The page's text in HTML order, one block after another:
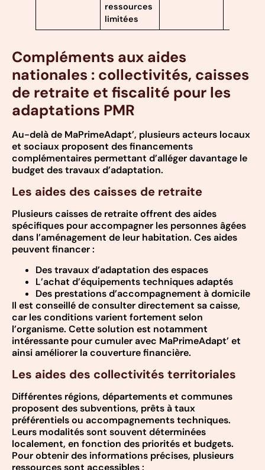
ressources
limitées
Compléments aux aides
nationales : collectivités, caisses
de retraite et fiscalité pour les
adaptations PMR
Au-delà de MaPrimeAdapt’, plusieurs acteurs locaux
et sociaux proposent des financements
complémentaires permettant d’alléger davantage le
budget des travaux d’adaptation.
Les aides des caisses de retraite
Plusieurs caisses de retraite offrent des aides
spécifiques pour accompagner les personnes âgées
dans l’aménagement de leur habitation. Ces aides
peuvent financer :
Des travaux d’adaptation des espaces
L’achat d’équipements techniques adaptés
Des prestations d’accompagnement à domicile
Il est conseillé de consulter directement sa caisse,
car les conditions varient fortement selon
l’organisme. Cette solution est notamment
intéressante pour cumuler avec MaPrimeAdapt’ et
ainsi améliorer la couverture financière.
Les aides des collectivités territoriales
Différentes régions, départements et communes
proposent des subventions, prêts à taux
préférentiels ou accompagnements techniques.
Leurs modalités sont souvent déterminées
localement, en fonction des priorités et budgets.
Pour obtenir des informations précises, plusieurs
ressources sont accessibles :